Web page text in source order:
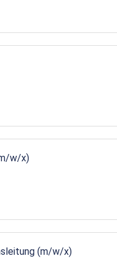
w/x)
(m/w/x)